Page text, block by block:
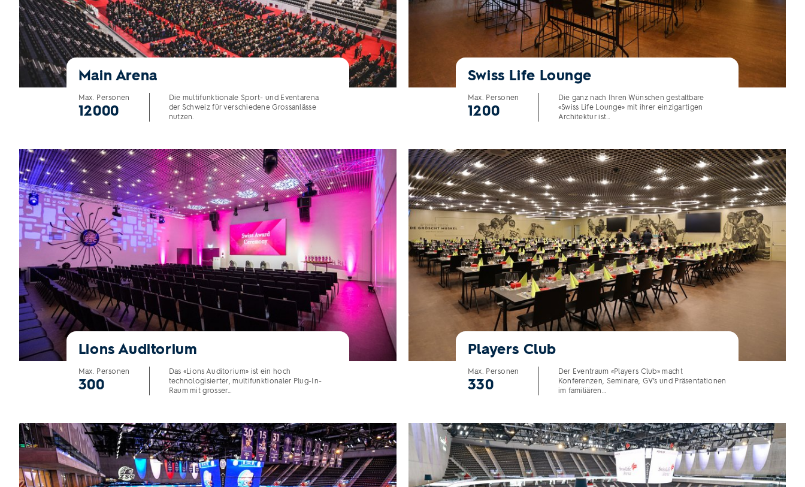
Main Arena
Max. Personen
12000
Die multifunktionale Sport- und Eventarena
der Schweiz für verschiedene Grossanlässe
nutzen.
Swiss Life Lounge
Max. Personen
1200
Die ganz nach Ihren Wünschen gestaltbare
«Swiss Life Lounge» mit ihrer einzigartigen
Architektur ist…
Lions Auditorium
Max. Personen
300
Das «Lions Auditorium» ist ein hoch
technologisierter, multifunktionaler Plug-In-
Raum mit grosser…
Lions Auditorium
Players Club
Max. Personen
330
Der Eventraum «Players Club» macht
Konferenzen, Seminare, GV’s und Präsentationen
im familiären…
Players Club
EICHHOF CORNER BELLEVUE